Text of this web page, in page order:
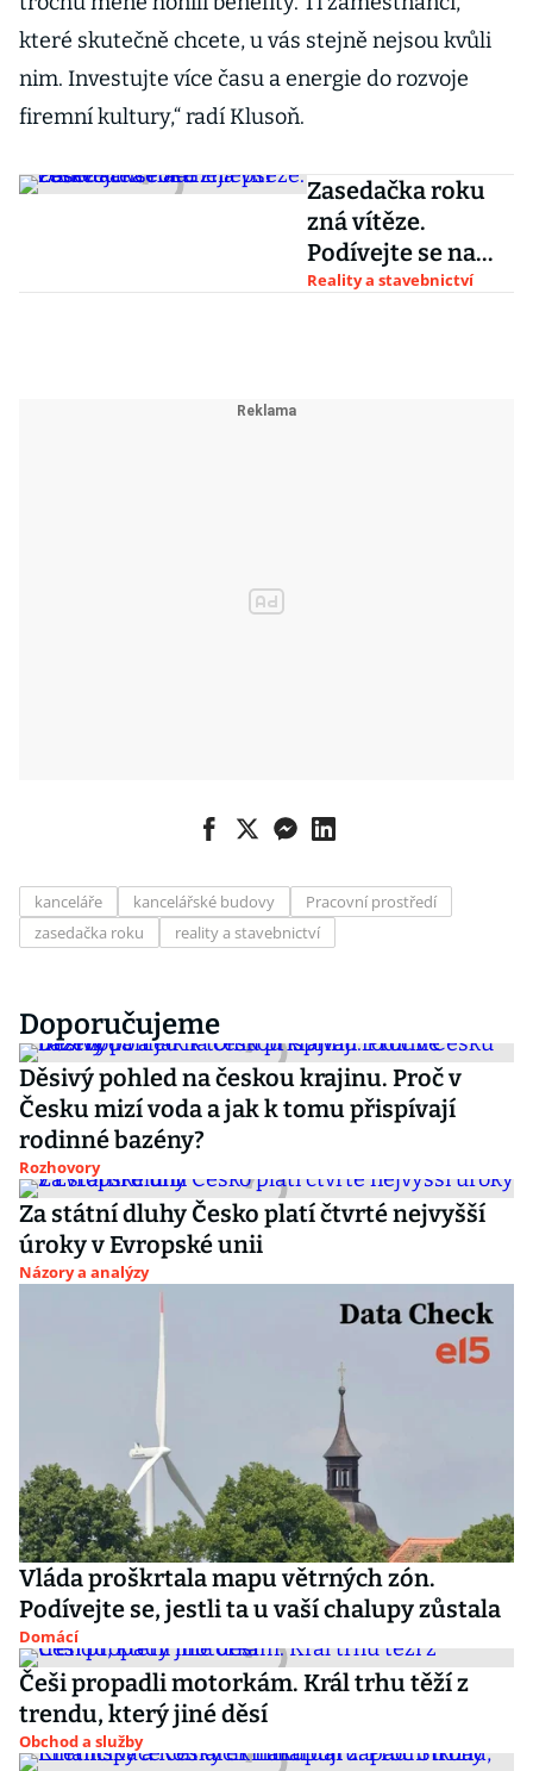
které skutečně chcete, u vás stejně nejsou kvůli
nim. Investujte více času a energie do rozvoje
firemní kultury,“ radí Klusoň.
Zasedačka roku
zná vítěze.
Podívejte se na
nejlepší české
Reality a stavebnictví
kanceláře kancelářské budovy
Pracovní prostředí
zasedačka roku
reality a stavebnictví
Doporučujeme
Děsivý pohled na českou krajinu. Proč v
Česku mizí voda a jak k tomu přispívají
rodinné bazény?
Rozhovory
Za státní dluhy Česko platí čtvrté nejvyšší
úroky v Evropské unii
Názory a analýzy
Vláda proškrtala mapu větrných zón.
Podívejte se, jestli ta u vaší chalupy zůstala
Domácí
Češi propadli motorkám. Král trhu těží z
trendu, který jiné děsí
Obchod a služby